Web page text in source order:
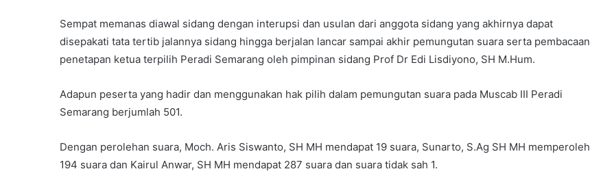
Sempat memanas diawal sidang dengan interupsi dan usulan dari anggota sidang yang akhirnya dapat
disepakati tata tertib jalannya sidang hingga berjalan lancar sampai akhir pemungutan suara serta pembacaan
penetapan ketua terpilih Peradi Semarang oleh pimpinan sidang Prof Dr Edi Lisdiyono, SH M.Hum.
Adapun peserta yang hadir dan menggunakan hak pilih dalam pemungutan suara pada Muscab III Peradi
Semarang berjumlah 501.
Dengan perolehan suara, Moch. Aris Siswanto, SH MH mendapat 19 suara, Sunarto, S.Ag SH MH memperoleh
194 suara dan Kairul Anwar, SH MH mendapat 287 suara dan suara tidak sah 1.